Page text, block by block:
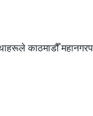
काठमाडौँ